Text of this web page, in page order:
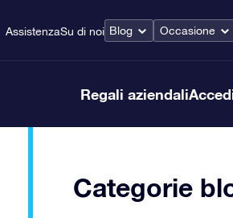
AssistenzaSu di noi Blog Occasione
Regali aziendali
Categorie